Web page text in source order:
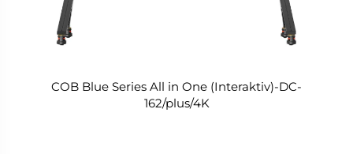
COB Blue Series All in One (Interaktiv)-DC-
162/plus/4K